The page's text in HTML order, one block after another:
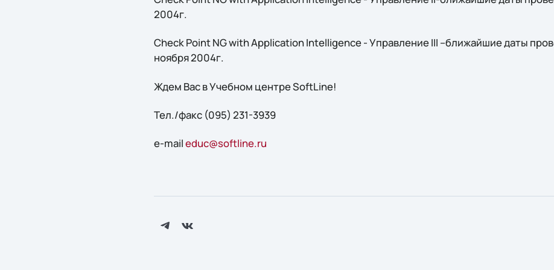
2004г.
Check Point NG with Application Intelligence - Управление III –ближайшие даты
ноября 2004г.
Ждем Вас в Учебном центре SoftLine!
Тел./факс (095) 231-3939
e-maileduc@softline.ru